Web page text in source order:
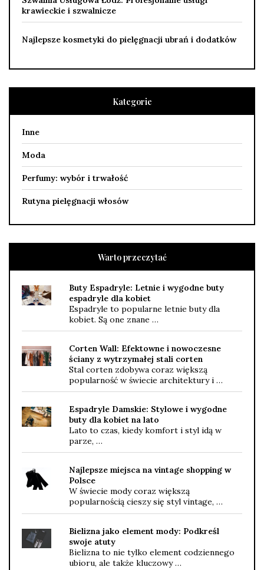
krawieckie i szwalnicze
Najlepsze kosmetyki do pielęgnacji ubrań i dodatków
Kategorie
Inne
Moda
Perfumy: wybór i trwałość
Rutyna pielęgnacji włosów
Warto przeczytać
Buty Espadryle: Letnie i wygodne buty
espadryle dla kobiet
Espadryle to popularne letnie buty dla
kobiet. Są one znane …
Corten Wall: Efektowne i nowoczesne
ściany z wytrzymałej stali corten
Stal corten zdobywa coraz większą
popularność w świecie architektury i …
Espadryle Damskie: Stylowe i wygodne
buty dla kobiet na lato
Lato to czas, kiedy komfort i styl idą w
parze, …
Najlepsze miejsca na vintage shopping w
Polsce
W świecie mody coraz większą
popularnością cieszy się styl vintage, …
Bielizna jako element mody: Podkreśl
swoje atuty
Bielizna to nie tylko element codziennego
ubioru, ale także kluczowy …